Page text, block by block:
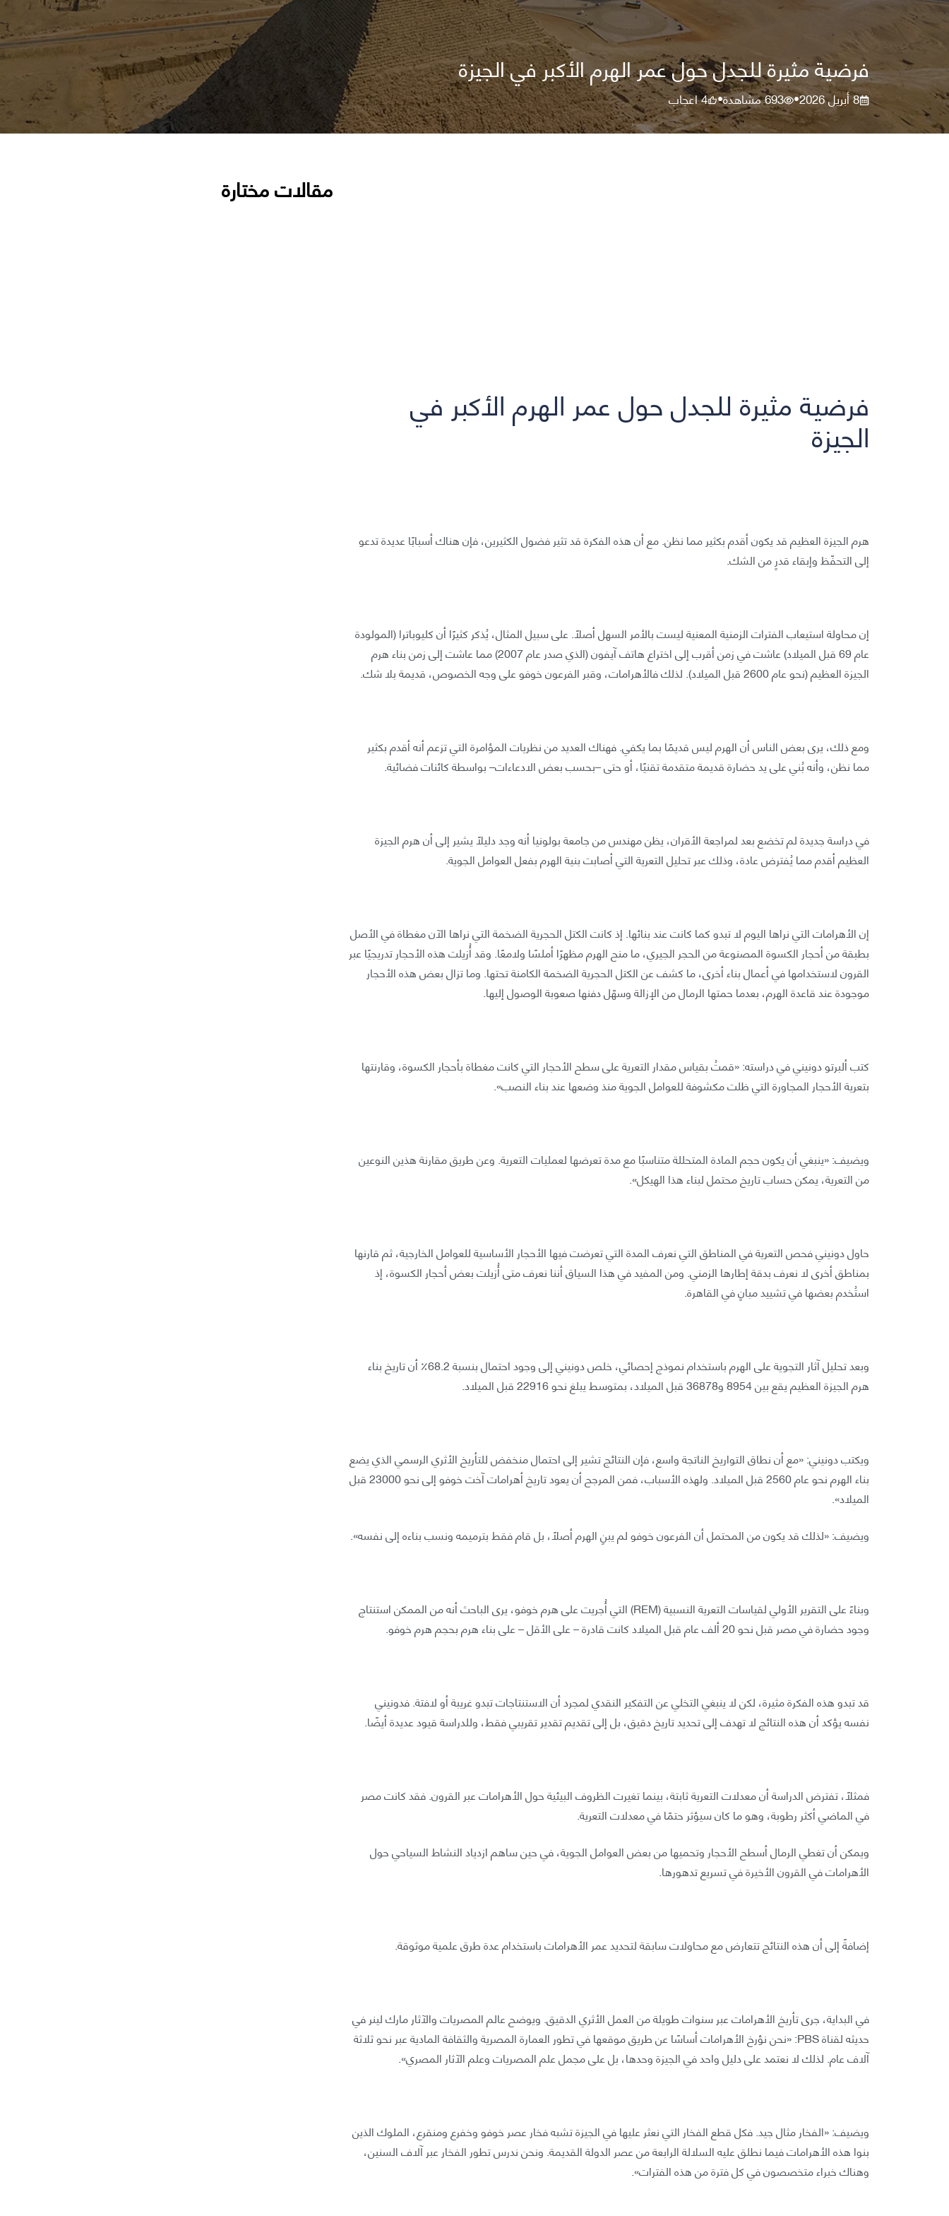
فرضية مثيرة للجدل حول عمر الهرم الأكبر في الجيزة
8 أبريل 2026 •
693مشاهدة•
4اعجاب
فرضية مثيرة للجدل حول عمر الهرم الأكبر في
الجيزة
هرم الجيزة العظيم قد يكون أقدم بكثير مما نظن. مع أن هذه الفكرة قد تثير فضول الكثيرين، فإن هناك أسبابًا عديدة تدعو
إلى التحفّظ وإبقاء قدرٍ من الشك.
إن محاولة استيعاب الفترات الزمنية المعنية ليست بالأمر السهل أصلًا. على سبيل المثال، يُذكر كثيرًا أن كليوباترا (المولودة
عام 69 قبل الميلاد) عاشت في زمن أقرب إلى اختراع هاتف آيفون (الذي صدر عام 2007) مما عاشت إلى زمن بناء هرم
الجيزة العظيم (نحو عام 2600 قبل الميلاد). لذلك فالأهرامات، وقبر الفرعون خوفو على وجه الخصوص، قديمة بلا شك.
ومع ذلك، يرى بعض الناس أن الهرم ليس قديمًا بما يكفي. فهناك العديد من نظريات المؤامرة التي تزعم أنه أقدم بكثير
مما نظن، وأنه بُني على يد حضارة قديمة متقدمة تقنيًا، أو حتى –بحسب بعض الادعاءات– بواسطة كائنات فضائية.
في دراسة جديدة لم تخضع بعد لمراجعة الأقران، يظن مهندس من جامعة بولونيا أنه وجد دليلًا يشير إلى أن هرم الجيزة
العظيم أقدم مما يُفترض عادة، وذلك عبر تحليل التعرية التي أصابت بنية الهرم بفعل العوامل الجوية.
إن الأهرامات التي نراها اليوم لا تبدو كما كانت عند بنائها. إذ كانت الكتل الحجرية الضخمة التي نراها الآن مغطاة في الأصل
بطبقة من أحجار الكسوة المصنوعة من الحجر الجيري، ما منح الهرم مظهرًا أملسًا ولامعًا. وقد أُزيلت هذه الأحجار تدريجيًا عبر
القرون لاستخدامها في أعمال بناء أخرى، ما كشف عن الكتل الحجرية الضخمة الكامنة تحتها. وما تزال بعض هذه الأحجار
موجودة عند قاعدة الهرم، بعدما حمتها الرمال من الإزالة وسهّل دفنها صعوبة الوصول إليها.
كتب ألبرتو دونيني في دراسته: «قمتُ بقياس مقدار التعرية على سطح الأحجار التي كانت مغطاة بأحجار الكسوة، وقارنتها
بتعرية الأحجار المجاورة التي ظلت مكشوفة للعوامل الجوية منذ وضعها عند بناء النصب».
ويضيف: «ينبغي أن يكون حجم المادة المتحللة متناسبًا مع مدة تعرضها لعمليات التعرية. وعن طريق مقارنة هذين النوعين
من التعرية، يمكن حساب تاريخ محتمل لبناء هذا الهيكل».
حاول دونيني فحص التعرية في المناطق التي نعرف المدة التي تعرضت فيها الأحجار الأساسية للعوامل الخارجية، ثم قارنها
بمناطق أخرى لا نعرف بدقة إطارها الزمني. ومن المفيد في هذا السياق أننا نعرف متى أُزيلت بعض أحجار الكسوة، إذ
استُخدم بعضها في تشييد مبانٍ في القاهرة.
وبعد تحليل آثار التجوية على الهرم باستخدام نموذج إحصائي، خلص دونيني إلى وجود احتمال بنسبة 68.2٪ أن تاريخ بناء
هرم الجيزة العظيم يقع بين 8954 و36878 قبل الميلاد، بمتوسط يبلغ نحو 22916 قبل الميلاد.
ويكتب دونيني: «مع أن نطاق التواريخ الناتجة واسع، فإن النتائج تشير إلى احتمال منخفض للتأريخ الأثري الرسمي الذي يضع
بناء الهرم نحو عام 2560 قبل الميلاد. ولهذه الأسباب، فمن المرجح أن يعود تاريخ أهرامات آخت خوفو إلى نحو 23000 قبل
الميلاد».
ويضيف: «لذلك قد يكون من المحتمل أن الفرعون خوفو لم يبنِ الهرم أصلًا، بل قام فقط بترميمه ونسب بناءه إلى نفسه».
وبناءً على التقرير الأولي لقياسات التعرية النسبية (REM) التي أُجريت على هرم خوفو، يرى الباحث أنه من الممكن استنتاج
وجود حضارة في مصر قبل نحو 20 ألف عام قبل الميلاد كانت قادرة – على الأقل – على بناء هرم بحجم هرم خوفو.
قد تبدو هذه الفكرة مثيرة، لكن لا ينبغي التخلي عن التفكير النقدي لمجرد أن الاستنتاجات تبدو غريبة أو لافتة. فدونيني
نفسه يؤكد أن هذه النتائج لا تهدف إلى تحديد تاريخ دقيق، بل إلى تقديم تقدير تقريبي فقط، وللدراسة قيود عديدة أيضًا.
فمثلًا، تفترض الدراسة أن معدلات التعرية ثابتة، بينما تغيرت الظروف البيئية حول الأهرامات عبر القرون. فقد كانت مصر
في الماضي أكثر رطوبة، وهو ما كان سيؤثر حتمًا في معدلات التعرية.
ويمكن أن تغطي الرمال أسطح الأحجار وتحميها من بعض العوامل الجوية، في حين ساهم ازدياد النشاط السياحي حول
الأهرامات في القرون الأخيرة في تسريع تدهورها.
إضافةً إلى أن هذه النتائج تتعارض مع محاولات سابقة لتحديد عمر الأهرامات باستخدام عدة طرق علمية موثوقة.
في البداية، جرى تأريخ الأهرامات عبر سنوات طويلة من العمل الأثري الدقيق. ويوضح عالم المصريات والآثار مارك لينر في
حديثه لقناة PBS: «نحن نؤرخ الأهرامات أساسًا عن طريق موقعها في تطور العمارة المصرية والثقافة المادية عبر نحو ثلاثة
آلاف عام. لذلك لا نعتمد على دليل واحد في الجيزة وحدها، بل على مجمل علم المصريات وعلم الآثار المصري».
ويضيف: «الفخار مثال جيد. فكل قطع الفخار التي نعثر عليها في الجيزة تشبه فخار عصر خوفو وخفرع ومنقرع، الملوك الذين
بنوا هذه الأهرامات فيما نطلق عليه السلالة الرابعة من عصر الدولة القديمة. ونحن ندرس تطور الفخار عبر آلاف السنين،
وهناك خبراء متخصصون في كل فترة من هذه الفترات».
مقالات مختارة